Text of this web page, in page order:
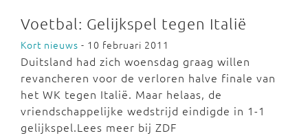
Voetbal: Gelijkspel tegen Italië
Kort nieuws - 10 februari 2011
Duitsland had zich woensdag graag willen
revancheren voor de verloren halve finale van
het WK tegen Italië. Maar helaas, de
vriendschappelijke wedstrijd eindigde in 1-1
gelijkspel.Lees meer bij ZDF